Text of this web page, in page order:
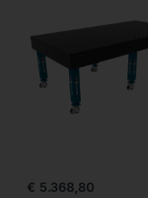
€ 5.368,80